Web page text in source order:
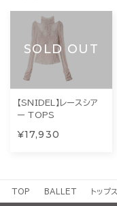
SOLD OUT
【SNIDEL】レースシア
ー TOPS
¥17,930
TOP BALLET トップス